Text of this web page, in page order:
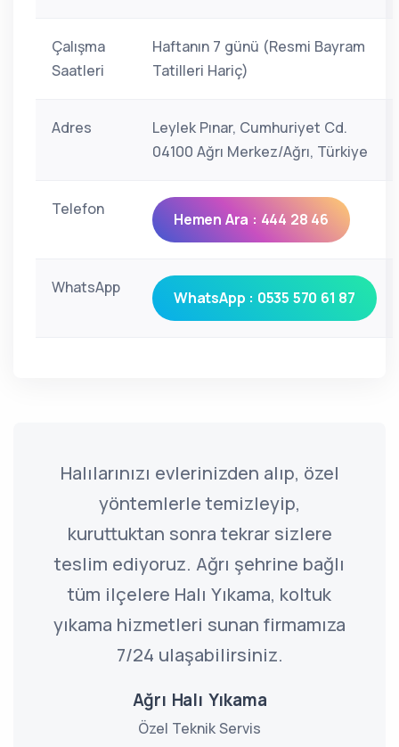
Çalışma
Saatleri
Haftanın 7 günü (Resmi Bayram
Tatilleri Hariç)
Adres
Leylek Pınar, Cumhuriyet Cd.
04100 Ağrı Merkez/Ağrı, Türkiye
Telefon
Hemen Ara : 444 28 46
WhatsApp
WhatsApp : 0535 570 61 87
Halılarınızı evlerinizden alıp, özel
yöntemlerle temizleyip,
kuruttuktan sonra tekrar sizlere
teslim ediyoruz. Ağrı şehrine bağlı
tüm ilçelere Halı Yıkama, koltuk
yıkama hizmetleri sunan firmamıza
7/24 ulaşabilirsiniz.
Ağrı Halı Yıkama
Özel Teknik Servis